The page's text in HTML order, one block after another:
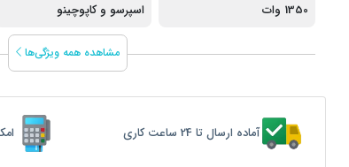
1350 وات اسپرسو و کاپوچینو
مشاهده همه ویژگی‌ها
آماده ارسال تا 24 ساعت کاری